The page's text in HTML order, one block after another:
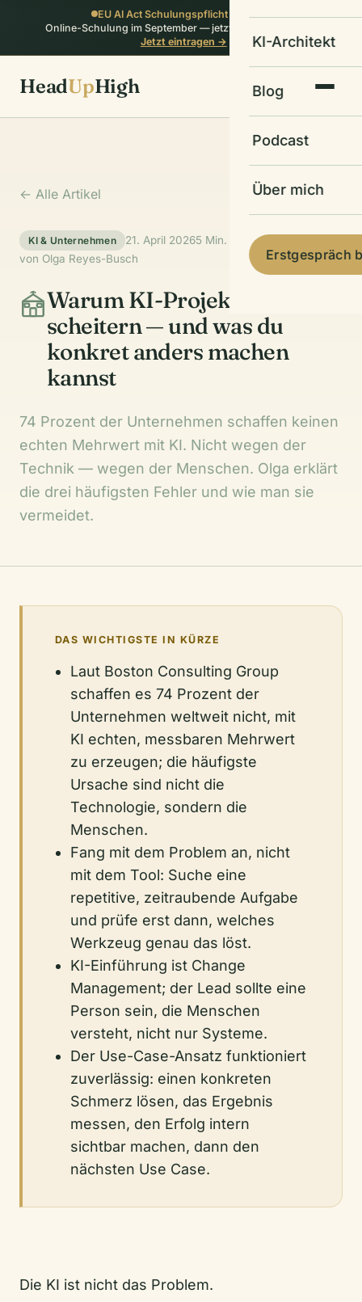
EU AI Act Schulungspflicht erfüllen:
Online-Schulung im September — jetzt auf die Warteliste
Jetzt eintragen →
HeadUpHigh
KI-Architekt
Blog
Podcast
Über mich
Erstgespräch
← Alle Artikel
KI & Unternehmen 21. April 20265 Min. Lesezeit
von Olga Reyes-Busch
Warum KI-Projekte
scheitern — und was du
konkret anders machen
kannst
74 Prozent der Unternehmen schaffen keinen
echten Mehrwert mit KI. Nicht wegen der
Technik — wegen der Menschen. Olga erklärt
die drei häufigsten Fehler und wie man sie
vermeidet.
DAS WICHTIGSTE IN KÜRZE
Laut Boston Consulting Group
schaffen es 74 Prozent der
Unternehmen weltweit nicht, mit
KI echten, messbaren Mehrwert
zu erzeugen; die häufigste
Ursache sind nicht die
Technologie, sondern die
Menschen.
Fang mit dem Problem an, nicht
mit dem Tool: Suche eine
repetitive, zeitraubende Aufgabe
und prüfe erst dann, welches
Werkzeug genau das löst.
KI-Einführung ist Change
Management; der Lead sollte eine
Person sein, die Menschen
versteht, nicht nur Systeme.
Der Use-Case-Ansatz funktioniert
zuverlässig: einen konkreten
Schmerz lösen, das Ergebnis
messen, den Erfolg intern
sichtbar machen, dann den
nächsten Use Case.
Die KI ist nicht das Problem.